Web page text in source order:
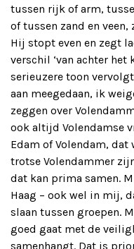
tussen rijk of arm,
of tussen zand en veen,
Hij stopt even en zegt
verschil ‘van achter het
serieuzere toon
aan meegedaan, ik
zeggen over
ook altijd Volendamse
Edam of Volendam, dat
trotse Volendammer
dat kan prima samen.
Haag – ook wel in mij,
slaan tussen groepen.
goed gaat met de
samenhangt. Dat is